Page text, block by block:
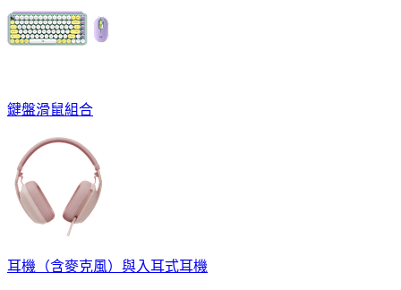
鍵盤滑鼠組合
耳機（含麥克風）與入耳式耳機